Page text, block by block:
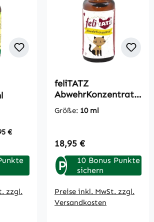
Bewertung von 5 von 5 Sternen
€
zzgl.
feliTATZ
AbwehrKonzentrat
10 ml
Größe: 10 ml
Regulärer Preis:
18,95 €
P
10 Bonus Punkte
sichern
Preise inkl. MwSt. zzgl.
Versandkosten